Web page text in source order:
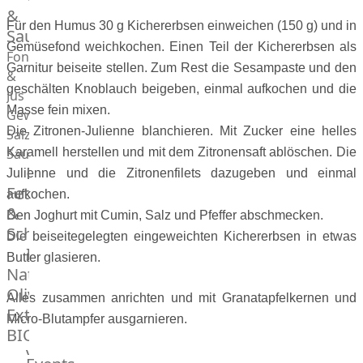
&
Saucen
Fonds
&
Jus
Gewürze
Salz
Saucen
Butter,
Fett
&
Schmalz
ItalianBar
Natives
Olivenöl
Extra
BIO
Veggie
Für den Humus 30 g Kichererbsen einweichen (150 g) und in
Gemüsefond weichkochen. Einen Teil der Kichererbsen als
Garnitur beiseite stellen. Zum Rest die Sesampaste und den
geschälten Knoblauch beigeben, einmal aufkochen und die
Masse fein mixen.
Die Zitronen-Julienne blanchieren. Mit Zucker eine helles
Karamell herstellen und mit dem Zitronensaft ablöschen. Die
Julienne und die Zitronenfilets dazugeben und einmal
aufkochen.
Den Joghurt mit Cumin, Salz und Pfeffer abschmecken.
Die beiseitegelegten eingeweichten Kichererbsen in etwas
Butter glasieren.
Alles zusammen anrichten und mit Granatapfelkernen und
Micro-Blutampfer ausgarnieren.